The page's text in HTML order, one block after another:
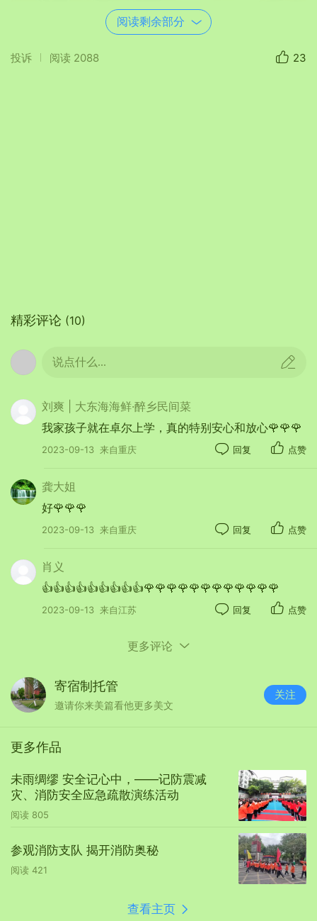
阅读剩余部分
投诉 阅读 2088 23
精彩评论 (10)
说点什么...
刘爽 | 大东海海鲜·醉乡民间菜
我家孩子就在卓尔上学，真的特别安心和放心🌹🌹🌹
2023-09-13 来自重庆 回复 点赞
龚大姐
好🌹🌹🌹
2023-09-13 来自重庆 回复 点赞
肖义
👍👍👍👍👍👍👍👍👍🌹🌹🌹🌹🌹🌹🌹🌹🌹🌹🌹🌹
2023-09-13 来自江苏 回复 点赞
更多评论
寄宿制托管
邀请你来美篇看他更多美文
关注
更多作品
未雨绸缪 安全记心中，——记防震减
灾、消防安全应急疏散演练活动
阅读 805
参观消防支队 揭开消防奥秘
阅读 421
查看主页